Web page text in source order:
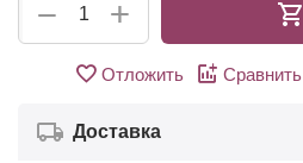
+
−
Отложить Сравнить
Доставка